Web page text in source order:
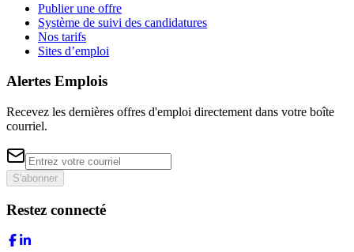
Publier une offre
Système de suivi des candidatures
Nos tarifs
Sites d’emploi
Alertes Emplois
Recevez les dernières offres d'emploi directement dans votre boîte
courriel.
S'abonner
Restez connecté